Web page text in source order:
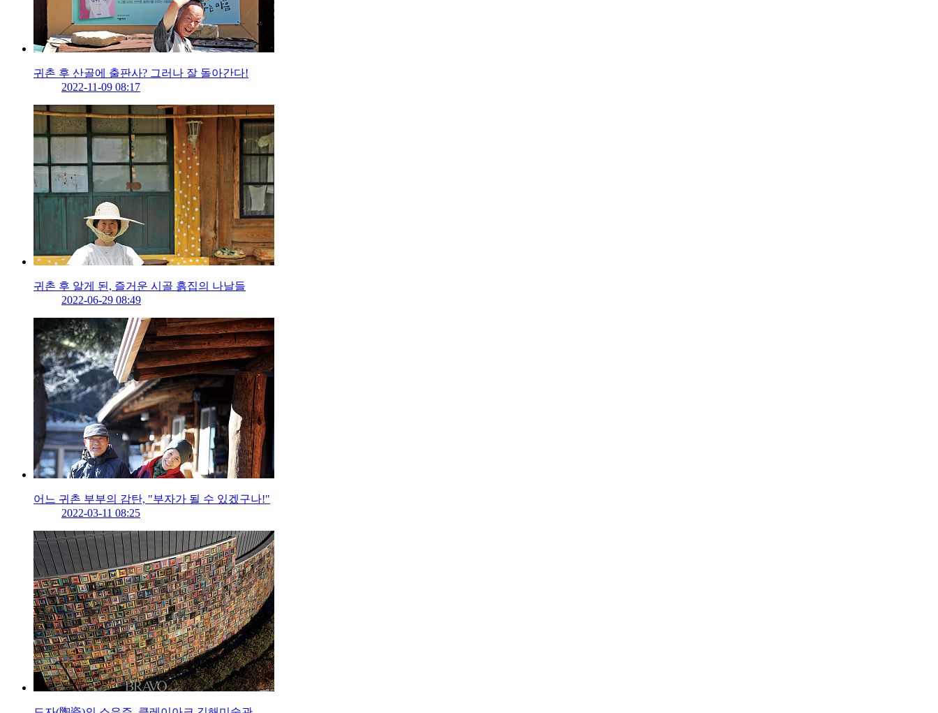
귀촌 후 산골에 출판사? 그러나 잘 돌아간다!
2022-11-09 08:17
귀촌 후 알게 된, 즐거운 시골 흙집의 나날들
2022-06-29 08:49
어느 귀촌 부부의 감탄, "부자가 될 수 있겠구나!"
2022-03-11 08:25